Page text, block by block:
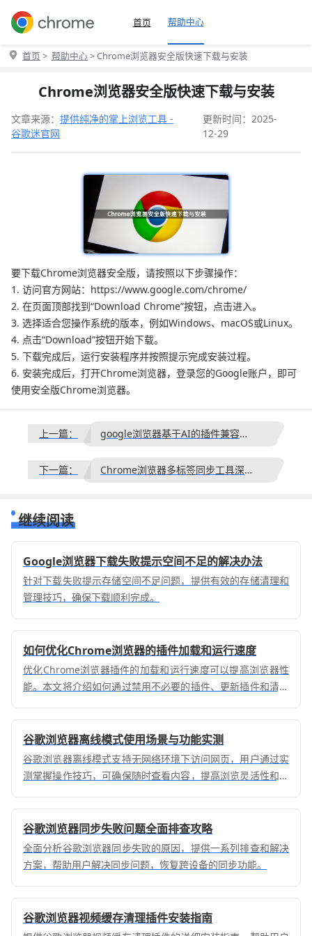
首页 帮助中心
首页 > 帮助中心> Chrome浏览器安全版快速下载与安装
Chrome浏览器安全版快速下载与安装
文章来源： 提供纯净的掌上浏览工具 -
谷歌迷官网
更新时间：2025-
12-29
要下载Chrome浏览器安全版，请按照以下步骤操作：
1. 访问官方网站：https://www.google.com/chrome/
2. 在页面顶部找到“Download Chrome”按钮，点击进入。
3. 选择适合您操作系统的版本，例如Windows、macOS或Linux。
4. 点击“Download”按钮开始下载。
5. 下载完成后，运行安装程序并按照提示完成安装过程。
6. 安装完成后，打开Chrome浏览器，登录您的Google账户，即可
使用安全版Chrome浏览器。
上一篇： google浏览器基于AI的插件兼容性智能检测方法
下一篇： Chrome浏览器多标签同步工具深度使用方法
继续阅读
Google浏览器下载失败提示空间不足的解决办法
针对下载失败提示存储空间不足问题，提供有效的存储清理和
管理技巧，确保下载顺利完成。
如何优化Chrome浏览器的插件加载和运行速度
优化Chrome浏览器插件的加载和运行速度可以提高浏览器性
能。本文将介绍如何通过禁用不必要的插件、更新插件和清理
谷歌浏览器离线模式使用场景与功能实测
谷歌浏览器离线模式支持无网络环境下访问网页，用户通过实
测掌握操作技巧，可确保随时查看内容，提高浏览灵活性和操
谷歌浏览器同步失败问题全面排查攻略
全面分析谷歌浏览器同步失败的原因，提供一系列排查和解决
方案，帮助用户解决同步问题，恢复跨设备的同步功能。
谷歌浏览器视频缓存清理插件安装指南